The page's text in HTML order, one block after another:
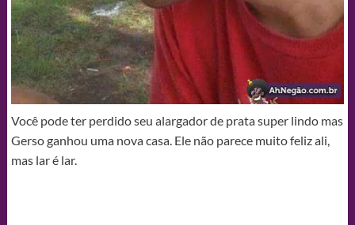
Você pode ter perdido seu alargador de prata super lindo mas
Gerso ganhou uma nova casa. Ele não parece muito feliz ali,
mas lar é lar.